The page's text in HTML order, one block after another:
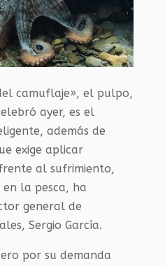
camuflaje», el pulpo,
ayer, es el
además de
exige aplicar
al sufrimiento,
la pesca, ha
general de
Sergio García.
por su demanda